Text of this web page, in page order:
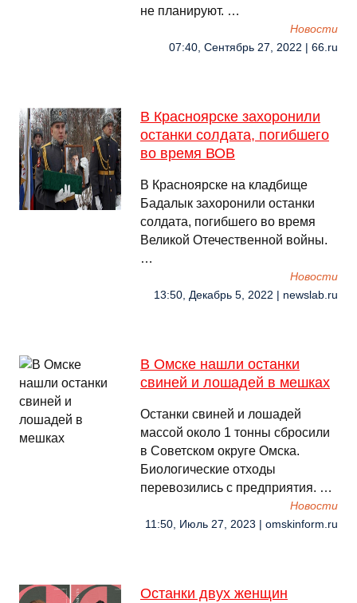
не планируют. …
Новости
07:40, Сентябрь 27, 2022 | 66.ru
В Красноярске захоронили
останки солдата, погибшего
во время ВОВ
В Красноярске на кладбище
Бадалык захоронили останки
солдата, погибшего во время
Великой Отечественной войны.
…
Новости
13:50, Декабрь 5, 2022 | newslab.ru
В Омске нашли останки
свиней и лошадей в мешках
Останки свиней и лошадей
массой около 1 тонны сбросили
в Советском округе Омска.
Биологические отходы
перевозились с предприятия. …
Новости
11:50, Июль 27, 2023 | omskinform.ru
Останки двух женщин